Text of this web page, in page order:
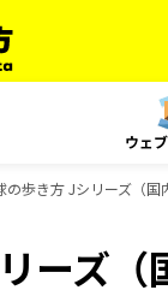
ウェ
の歩き方 Jシリーズ（
ーズ